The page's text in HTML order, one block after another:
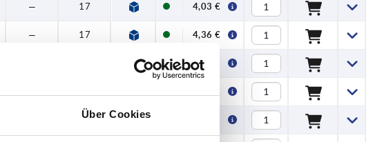
Über Cookies
— 17 4,03 €
— 17 4,36 €
4,36 €
4,53 €
17 4,53 €